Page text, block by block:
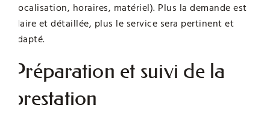
(localisation, horaires, matériel). Plus la demande est
claire et détaillée, plus le service sera pertinent et
adapté.
Préparation et suivi de la
prestation